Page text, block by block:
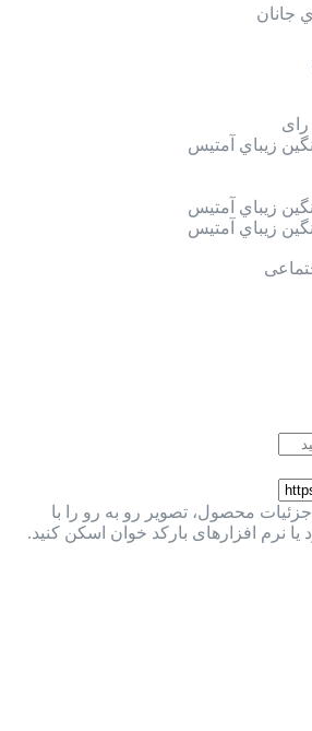
جانان
محصول، تصویر رو به رو را با
نرم افزارهای بارکد خوان اسکن کنید.